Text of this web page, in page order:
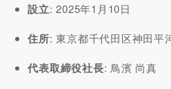
設立: 2025年1月10日
住所: 東京都千代田区神田平
代表取締役社長: 鳥濱 尚真